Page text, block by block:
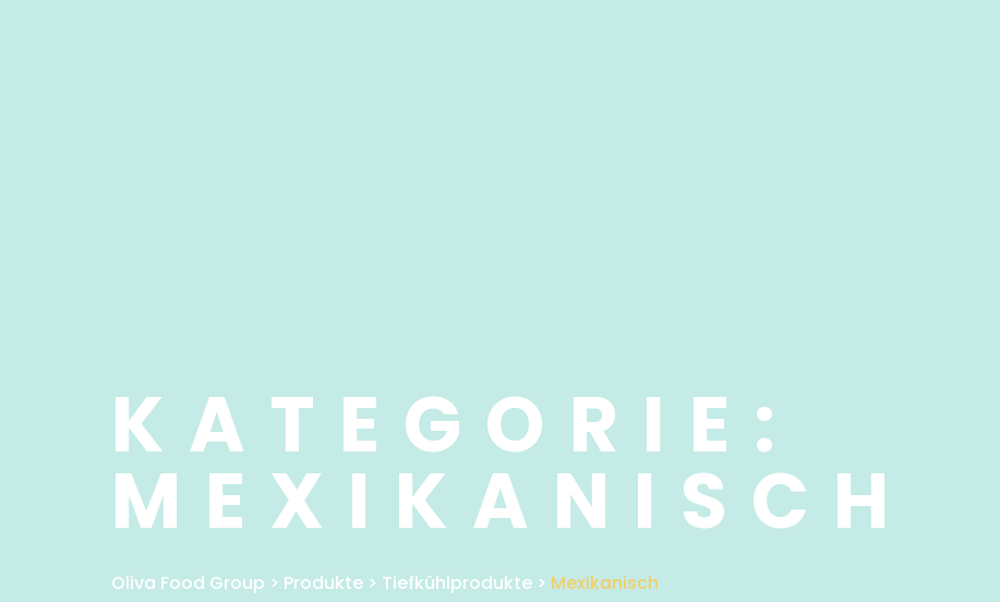
KATEGORIE:
MEXIKANISCH
Oliva Food Group > Produkte > Tiefkühlprodukte > Mexikanisch